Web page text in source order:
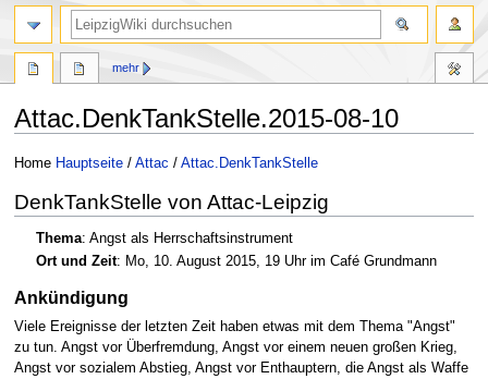
Attac.DenkTankStelle.2015-08-10
Zur
springen
Zur
springen
Home Hauptseite/ Attac / Attac.DenkTankStelle
DenkTankStelle von Attac-Leipzig
Thema: Angst als Herrschaftsinstrument
Ort und Zeit: Mo, 10. August 2015, 19 Uhr im Café Grundmann
Ankündigung
Viele Ereignisse der letzten Zeit haben etwas mit dem Thema "Angst"
zu tun. Angst vor Überfremdung, Angst vor einem neuen großen Krieg,
Angst vor sozialem Abstieg, Angst vor Enthauptern, die Angst als Waffe
mehr